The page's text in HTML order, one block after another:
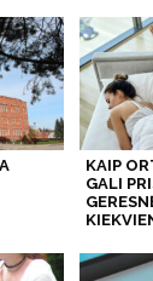
KAIP
GALI